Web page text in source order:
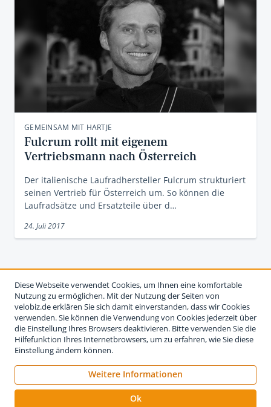
GEMEINSAM MIT HARTJE
Fulcrum rollt mit eigenem
Vertriebsmann nach Österreich
Der italienische Laufradhersteller Fulcrum strukturiert
seinen Vertrieb für Österreich um. So können die
Laufradsätze und Ersatzteile über d…
24. Juli 2017
Diese Webseite verwendet Cookies, um Ihnen eine komfortable
Nutzung zu ermöglichen. Mit der Nutzung der Seiten von
velobiz.de erklären Sie sich damit einverstanden, dass wir Cookies
verwenden. Sie können die Verwendung von Cookies jederzeit über
die Einstellung Ihres Browsers deaktivieren. Bitte verwenden Sie die
Hilfefunktion Ihres Internetbrowsers, um zu erfahren, wie Sie diese
Einstellung ändern können.
Weitere Informationen
Ok
Impressum Nutzungsbedingungen
Datenschutzerklärung
Werben auf velobiz.de